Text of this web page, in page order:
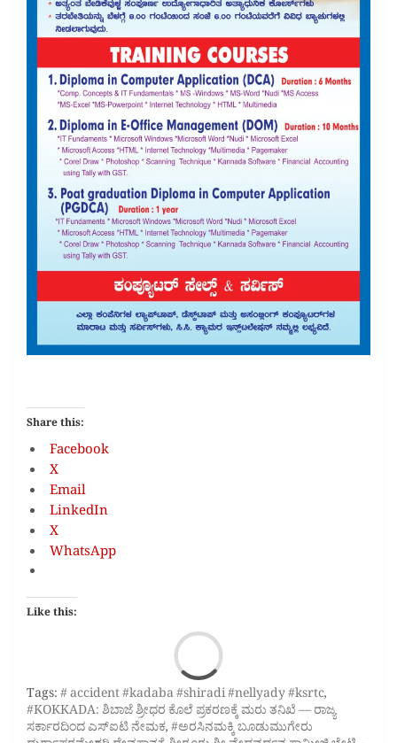
Share this:
Facebook
X
Email
LinkedIn
X
WhatsApp
Like this:
Tags:# accident #kadaba #shiradi #nellyady #ksrtc,
#KOKKADA: ಶಿಬಾಜೆ ಶ್ರೀಧರ ಕೊಲೆ ಪ್ರಕರಣಕ್ಕೆ ಮರು ತನಿಖೆ — ರಾಜ್ಯ
ಸರ್ಕಾರದಿಂದ ಎಸ್‌ಐಟಿ ನೇಮಕ,#ಅರಸಿನಮಕ್ಕಿ ಬೂಡುಮುಗೇರು